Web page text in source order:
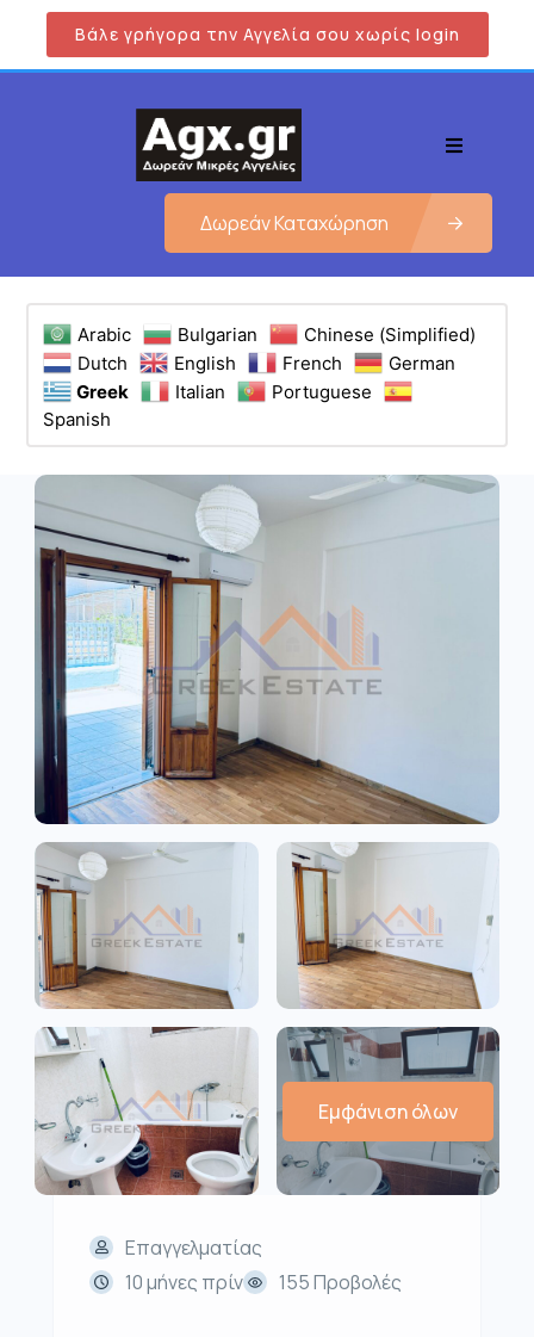
Βάλε γρήγορα την Αγγελία σου χωρίς login
Δωρεάν Καταχώρηση
Arabic Bulgarian
Chinese (Simplified)
Dutch
English French
German
Greek
Italian
Portuguese
Spanish
Εμφάνιση όλων
Επαγγελματίας
10 μήνες πρίν
155 Προβολές